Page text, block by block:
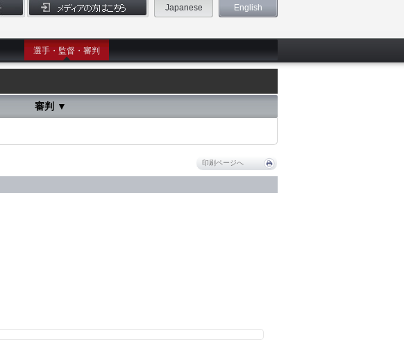
Japanese English
選手・監督・審判
審判 ▼
印刷ページへ